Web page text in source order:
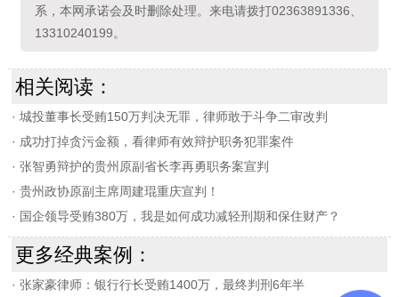
系，本网承诺会及时删除处理。来电请拨打02363891336、
13310240199。
相关阅读：
· 城投董事长受贿150万判决无罪，律师敢于斗争二审改判
· 成功打掉贪污金额，看律师有效辩护职务犯罪案件
· 张智勇辩护的贵州原副省长李再勇职务案宣判
· 贵州政协原副主席周建琨重庆宣判！
· 国企领导受贿380万，我是如何成功减轻刑期和保住财产？
更多经典案例：
· 张家豪律师：银行行长受贿1400万，最终判刑6年半